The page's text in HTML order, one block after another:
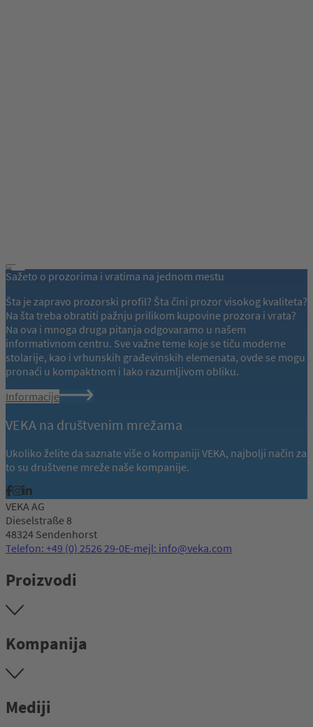
Sažeto o prozorima i vratima na jednom mestu
Šta je zapravo prozorski profil? Šta čini prozor visokog kvaliteta?
Na šta treba obratiti pažnju prilikom kupovine prozora i vrata?
Na ova i mnoga druga pitanja odgovaramo u našem
informativnom centru. Sve važne teme koje se tiču moderne
stolarije, kao i vrhunskih građevinskih elemenata, ovde se mogu
pronaći u kompaktnom i lako razumljivom obliku.
Informacije
VEKA na društvenim mrežama
Ukoliko želite da saznate više o kompaniji VEKA, najbolji način za
to su društvene mreže naše kompanije.
VEKA AG
Dieselstraße 8
48324 Sendenhorst
Telefon: +49 (0) 2526 29-0E-mejl: info@veka.com
Proizvodi
Kompanija
Mediji